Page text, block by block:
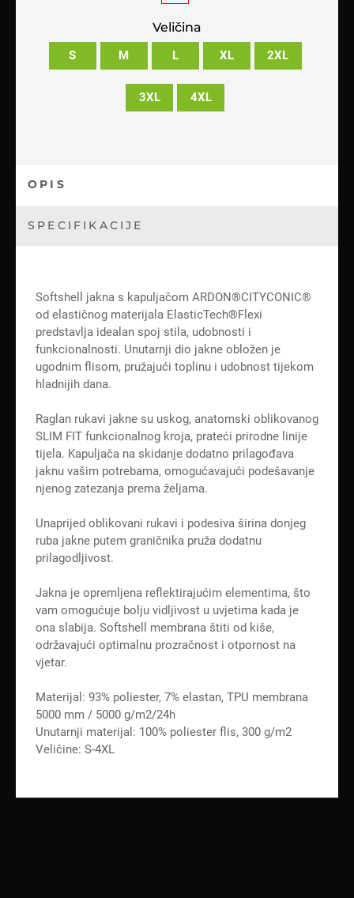
Veličina
S M L XL 2XL
3XL 4XL
OPIS
SPECIFIKACIJE
Softshell jakna s kapuljačom ARDON®CITYCONIC®
od elastičnog materijala ElasticTech®Flexi
predstavlja idealan spoj stila, udobnosti i
funkcionalnosti. Unutarnji dio jakne obložen je
ugodnim flisom, pružajući toplinu i udobnost tijekom
hladnijih dana.
Raglan rukavi jakne su uskog, anatomski oblikovanog
SLIM FIT funkcionalnog kroja, prateći prirodne linije
tijela. Kapuljača na skidanje dodatno prilagođava
jaknu vašim potrebama, omogućavajući podešavanje
njenog zatezanja prema željama.
Unaprijed oblikovani rukavi i podesiva širina donjeg
ruba jakne putem graničnika pruža dodatnu
prilagodljivost.
Jakna je opremljena reflektirajućim elementima, što
vam omogućuje bolju vidljivost u uvjetima kada je
ona slabija. Softshell membrana štiti od kiše,
održavajući optimalnu prozračnost i otpornost na
vjetar.
Materijal: 93% poliester, 7% elastan, TPU membrana
5000 mm / 5000 g/m2/24h
Unutarnji materijal: 100% poliester flis, 300 g/m2
Veličine: S-4XL